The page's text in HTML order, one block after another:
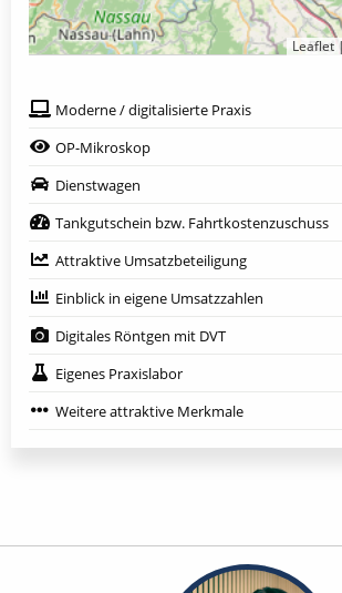
Moderne / digitalisierte Praxis
OP-Mikroskop
Dienstwagen
Tankgutschein bzw. Fahrtkostenzuschuss
Attraktive Umsatzbeteiligung
Einblick in eigene Umsatzzahlen
Digitales Röntgen mit DVT
Eigenes Praxislabor
Weitere attraktive Merkmale